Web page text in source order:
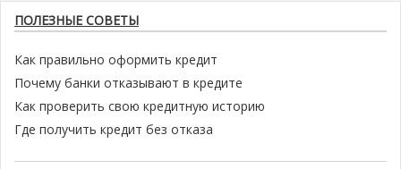
ПОЛЕЗНЫЕ СОВЕТЫ
Как правильно оформить кредит
Почему банки отказывают в кредите
Как проверить свою кредитную историю
Где получить кредит без отказа